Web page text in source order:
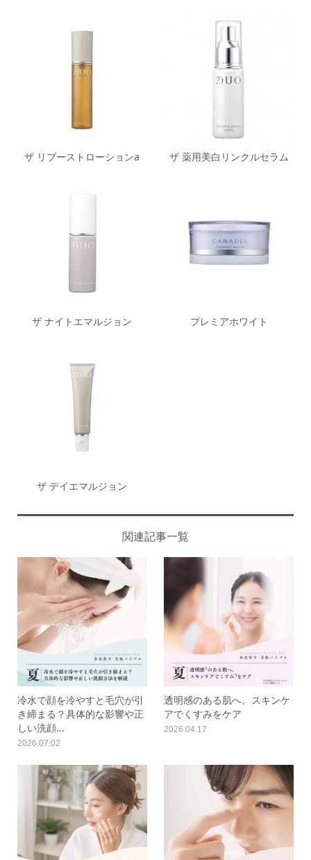
ザ リブーストローションa ザ 薬用美白リンクルセラム
ザ ナイトエマルジョン プレミアホワイト
ザ デイエマルジョン
関連記事一覧
冷水で顔を冷やすと毛穴が引
き締まる？具体的な影響や正
しい洗顔...
2026.07.02
透明感のある肌へ。スキンケ
アでくすみをケア
2026.04.17